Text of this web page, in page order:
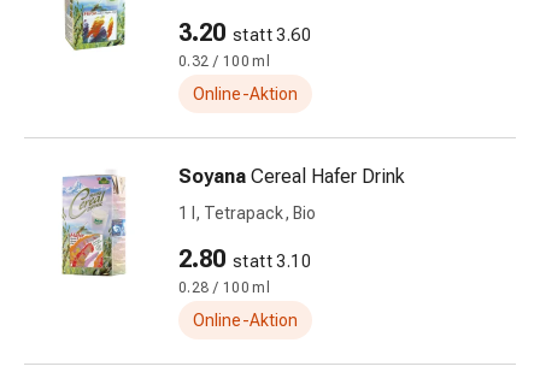
Gazen
Kompressionsbinden
Pflaster
Zubehör
Netzverbände
Verbandsmaterial
3.20 statt 3.60
0.32 / 100 ml
Online-Aktion
Soyana Cereal Hafer Drink
1 l, Tetrapack, Bio
2.80 statt 3.10
0.28 / 100 ml
Online-Aktion